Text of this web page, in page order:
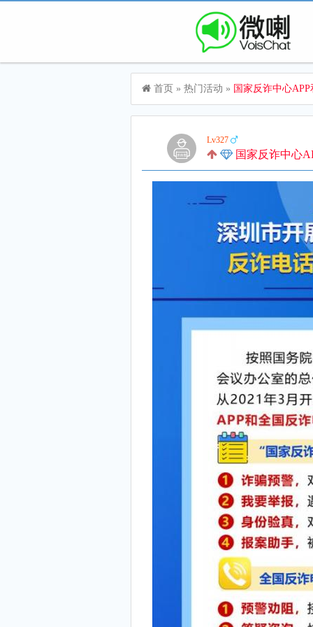
首页 » 热门活动 » 国家反诈中心
Lv327
国家反诈中心